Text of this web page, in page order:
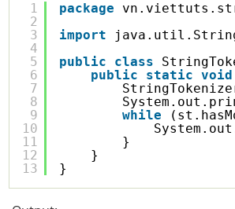
1
2
3
4
5
6
7
8
9
10
11
12
13
package
import
public
class
public
static void
while
}
}
}